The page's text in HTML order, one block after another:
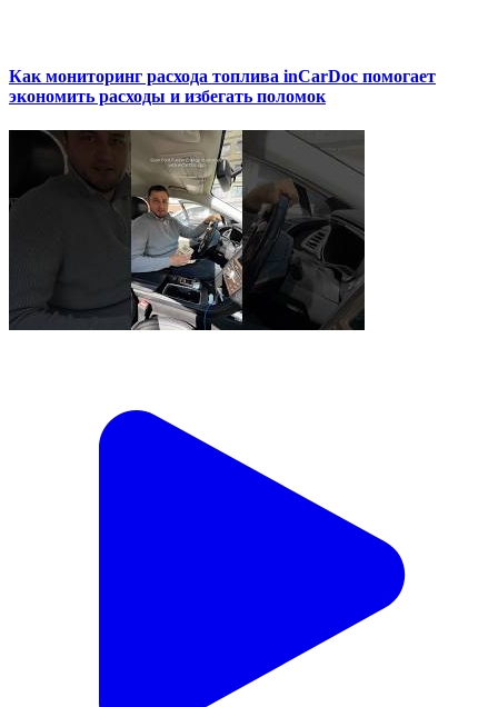
Как мониторинг расхода топлива inCarDoc помогает
экономить расходы и избегать поломок